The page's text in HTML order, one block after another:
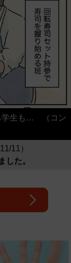
学生も… （コン
11）
した。